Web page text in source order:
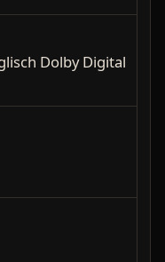
Dolby Digital